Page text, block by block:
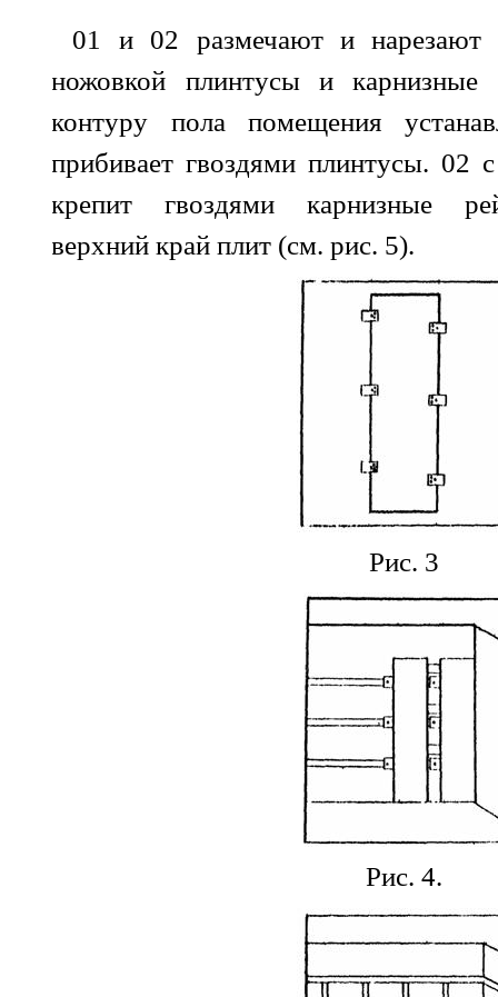
01 и 02 размечают и нарезают
ножовкой плинтусы и
контуру пола помещения
прибивает гвоздями плинтусы. 02
крепит гвоздями карнизные
верхний край плит (см. рис. 5).
Рис. 3
Рис. 4.